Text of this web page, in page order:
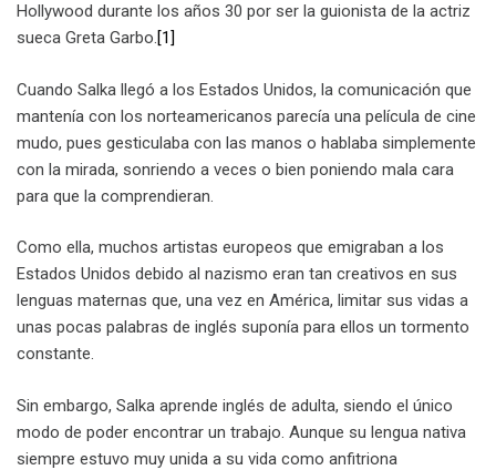
Hollywood durante los años 30 por ser la guionista de la actriz
sueca Greta Garbo.[1]
Cuando Salka llegó a los Estados Unidos, la comunicación que
mantenía con los norteamericanos parecía una película de cine
mudo, pues gesticulaba con las manos o hablaba simplemente
con la mirada, sonriendo a veces o bien poniendo mala cara
para que la comprendieran.
Como ella, muchos artistas europeos que emigraban a los
Estados Unidos debido al nazismo eran tan creativos en sus
lenguas maternas que, una vez en América, limitar sus vidas a
unas pocas palabras de inglés suponía para ellos un tormento
constante.
Sin embargo, Salka aprende inglés de adulta, siendo el único
modo de poder encontrar un trabajo. Aunque su lengua nativa
siempre estuvo muy unida a su vida como anfitriona